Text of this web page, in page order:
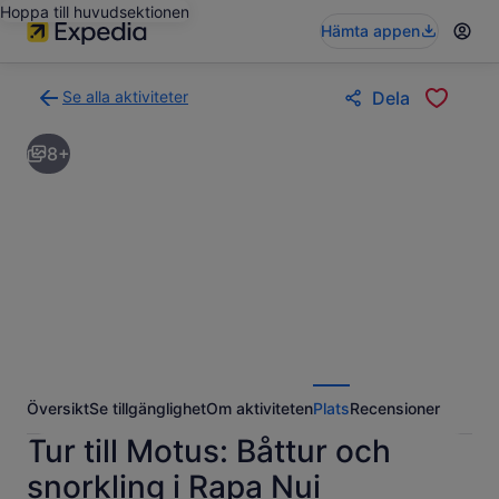
Hoppa till huvudsektionen
Hämta appen
Se alla aktiviteter
tillbaka
till
resultatsidan
Dela
8+
ÖversiktSe tillgänglighetOm aktivitetenPlatsRecensioner
Tur till Motus: Båttur och
snorkling i Rapa Nui